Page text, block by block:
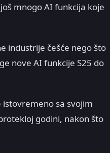
mnogo AI funkcija koje
industrije češće nego što
nove AI funkcije S25 do
sa svojim
godini, nakon što